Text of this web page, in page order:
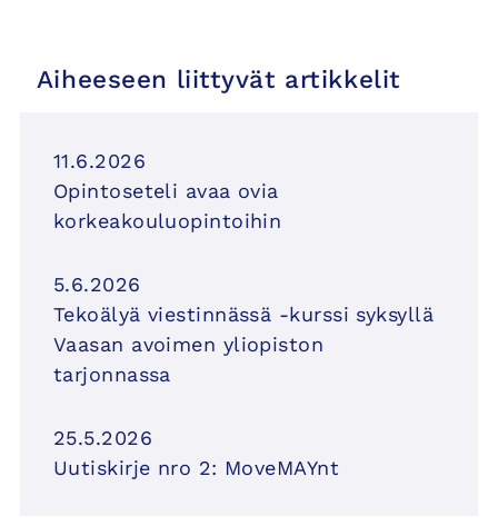
Aiheeseen liittyvät artikkelit
11.6.2026
Opintoseteli avaa ovia
korkeakouluopintoihin
5.6.2026
Tekoälyä viestinnässä -kurssi syksyllä
Vaasan avoimen yliopiston
tarjonnassa
25.5.2026
Uutiskirje nro 2: MoveMAYnt